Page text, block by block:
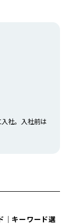
社。入社前は
｜キーワード選